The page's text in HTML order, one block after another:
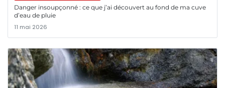
Danger insoupçonné : ce que j’ai découvert au fond de ma cuve
d’eau de pluie
11 mai 2026